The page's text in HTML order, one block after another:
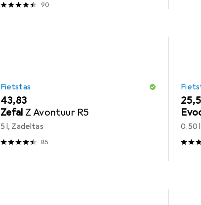
90
Fietstas
EUR
43,83
Zefal Z Avontuur R5
5 l, Zadeltas
85
EUR
0.50